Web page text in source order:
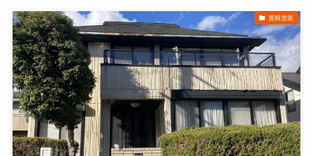
屋根塗装